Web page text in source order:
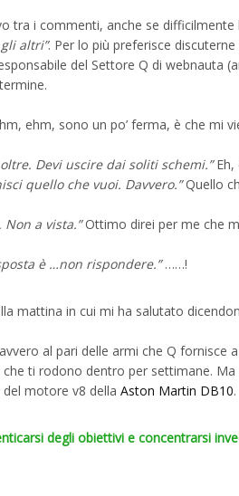
tra i commenti, anche se
altri”. Per lo più preferisce
del Settore Q di webnauta
ehm, sono un po’ ferma, è che mi
Devi uscire dai soliti schemi.”Eh,
quello che vuoi. Davvero.”Quello
a vista.”Ottimo direi per me che
è …non rispondere.”……!
mattina in cui mi ha salutato
al pari delle armi che Q
ti rodono dentro per settimane.
motore v8 della Aston Martin DB10.
degli obiettivi e concentrarsi